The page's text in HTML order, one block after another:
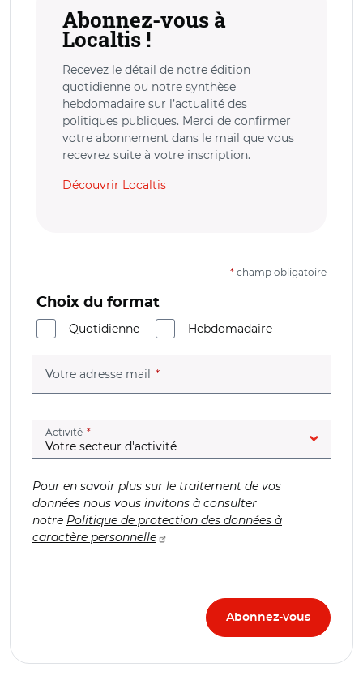
Abonnez-vous à
Localtis !
Recevez le détail de notre édition
quotidienne ou notre synthèse
hebdomadaire sur l’actualité des
politiques publiques. Merci de confirmer
votre abonnement dans le mail que vous
recevrez suite à votre inscription.
Découvrir Localtis
* champ obligatoire
Choix du format
Quotidienne
Hebdomadaire
Votre adresse mail (champ obligatoire)
Activité (champ obligatoire)
Pour en savoir plus sur le traitement de vos
données nous vous invitons à consulter
notre Politique de protection des données à
caractère personnelle